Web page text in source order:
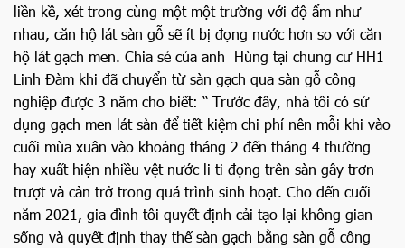
liền kề, xét trong cùng một một trường với độ ẩm như
nhau, căn hộ lát sàn gỗ sẽ ít bị đọng nước hơn so với căn
hộ lát gạch men. Chia sẻ của anh Hùng tại chung cư HH1
Linh Đàm khi đã chuyển từ sàn gạch qua sàn gỗ công
nghiệp được 3 năm cho biết: “ Trước đây, nhà tôi có sử
dụng gạch men lát sàn để tiết kiệm chi phí nên mỗi khi vào
cuối mùa xuân vào khoảng tháng 2 đến tháng 4 thường
hay xuất hiện nhiều vệt nước li ti đọng trên sàn gây trơn
trượt và cản trở trong quá trình sinh hoạt. Cho đến cuối
năm 2021, gia đình tôi quyết định cải tạo lại không gian
sống và quyết định thay thế sàn gạch bằng sàn gỗ công